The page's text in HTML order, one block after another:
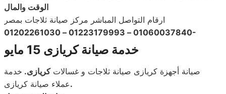
الوقت والمال
ارقام التواصل المباشر مركز صيانة ثلاجات بمصر
01060037840 – 01223179993 – 01202261030-
خدمة صيانة كريازى 15 مايو
صيانة أجهزة كريازى صيانة ثلاجات و غسالاتكريازى. خدمة
عملاء صيانة كريازى.